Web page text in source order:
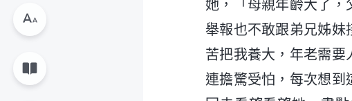
她，「母親年齡大了，
舉報也不敢跟弟兄姊妹
苦把我養大，年老需要
連擔驚受怕，每次想到